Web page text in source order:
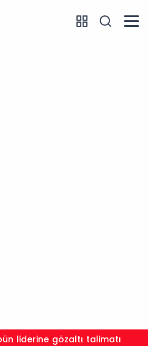
liderine gözaltı talimatı